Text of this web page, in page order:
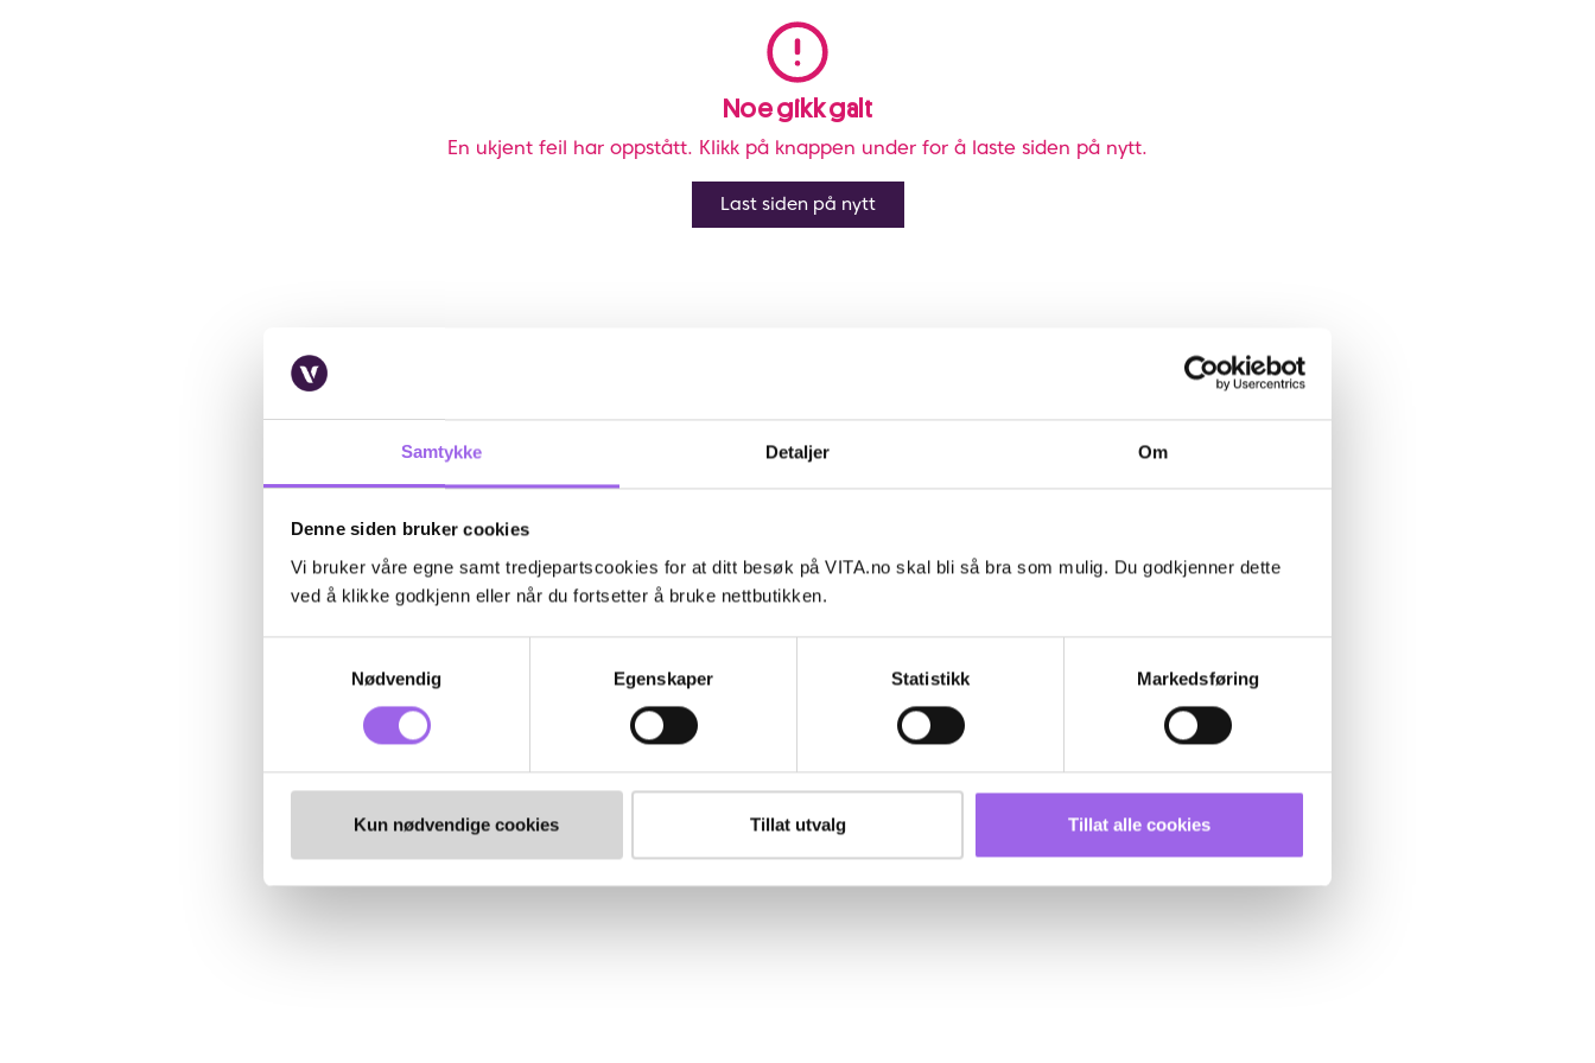
Samtykke Detaljer Om
Denne siden bruker cookies
Vi bruker våre egne samt tredjepartscookies for at ditt besøk på VITA.no skal bli så bra som mulig. Du godkjenner dette
ved å klikke godkjenn eller når du fortsetter å bruke nettbutikken.
Nødvendig
Egenskaper Statistikk Markedsføring
Kun nødvendige cookies Tillat utvalg Tillat alle cookies
Noe gikk galt
En ukjent feil har oppstått. Klikk på knappen under for å laste siden på nytt.
Last siden på nytt